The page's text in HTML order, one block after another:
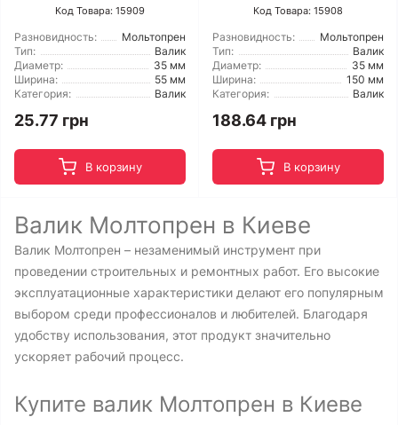
Код Товара: 15909
Разновидность:
Мольтопрен
Тип:
Валик
Диаметр:
35 мм
Ширина:
55 мм
Категория:
Валик
25.77 грн
В корзину
Код Товара: 15908
Разновидность:
Мольтопрен
Тип:
Валик
Диаметр:
35 мм
Ширина:
150 мм
Категория:
Валик
188.64 грн
В корзину
Валик Молтопрен в Киеве
Валик Молтопрен – незаменимый инструмент при
проведении строительных и ремонтных работ. Его высокие
эксплуатационные характеристики делают его популярным
выбором среди профессионалов и любителей. Благодаря
удобству использования, этот продукт значительно
ускоряет рабочий процесс.
Купите валик Молтопрен в Киеве